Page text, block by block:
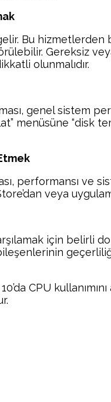
Bu hizmetlerden
Gereksiz
olunmalıdır.
genel sistem
menüsüne “disk
performansı ve
veya
için belirli
CPU